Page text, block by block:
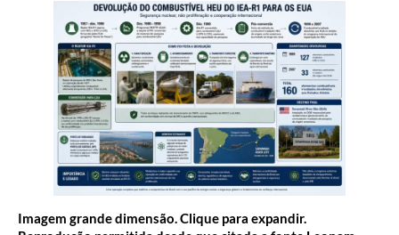
Imagem grande dimensão. Clique para expandir.